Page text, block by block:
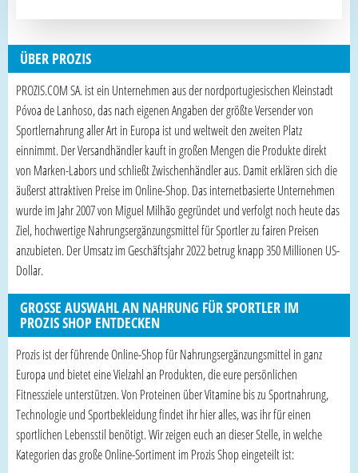
ÜBER PROZIS
PROZIS.COM SA. ist ein Unternehmen aus der nordportugiesischen Kleinstadt
Póvoa de Lanhoso, das nach eigenen Angaben der größte Versender von
Sportlernahrung aller Art in Europa ist und weltweit den zweiten Platz
einnimmt. Der Versandhändler kauft in großen Mengen die Produkte direkt
von Marken-Labors und schließt Zwischenhändler aus. Damit erklären sich die
äußerst attraktiven Preise im Online-Shop. Das internetbasierte Unternehmen
wurde im Jahr 2007 von Miguel Milhão gegründet und verfolgt noch heute das
Ziel, hochwertige Nahrungsergänzungsmittel für Sportler zu fairen Preisen
anzubieten. Der Umsatz im Geschäftsjahr 2022 betrug knapp 350 Millionen US-
Dollar.
GROSSE AUSWAHL AN NAHRUNG FÜR SPORTLER IM P
ROZIS SHOP ENTDECKEN
Prozis ist der führende Online-Shop für Nahrungsergänzungsmittel in ganz
Europa und bietet eine Vielzahl an Produkten, die eure persönlichen
Fitnessziele unterstützen. Von Proteinen über Vitamine bis zu Sportnahrung,
Technologie und Sportbekleidung findet ihr hier alles, was ihr für einen
sportlichen Lebensstil benötigt. Wir zeigen euch an dieser Stelle, in welche
Kategorien das große Online-Sortiment im Prozis Shop eingeteilt ist: